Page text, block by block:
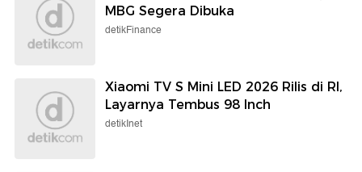
MBG Segera Dibuka
detikFinance
Xiaomi TV S Mini LED 2026 Rilis di RI,
Layarnya Tembus 98 Inch
detikInet